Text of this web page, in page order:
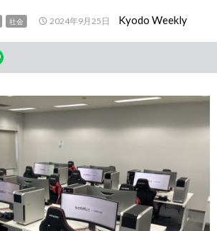
社会 2024年9月25日 Kyodo Weekly